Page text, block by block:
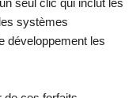
systèmes
développement les